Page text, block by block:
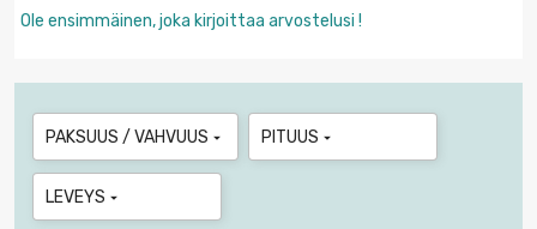
Ole ensimmäinen, joka kirjoittaa arvostelusi !
PAKSUUS / VAHVUUS  PITUUS 
LEVEYS 